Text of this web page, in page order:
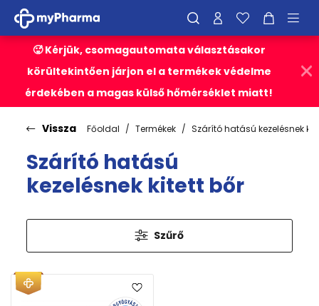
🥵 Kérjük, csomagautomata választásakor
körültekintően járjon el a termékek védelme
érdekében a magas külső hőmérséklet miatt!
Vissza Főoldal Termékek Szárító hatású kezelésnek
Szárító hatású
kezelésnek kitett bőr
Szűrő